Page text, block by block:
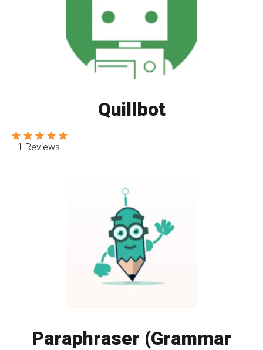
Quillbot
1 Reviews
Paraphraser (Grammar